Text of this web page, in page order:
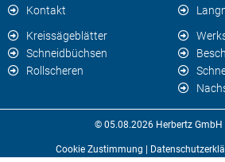
Kontakt
Kreissägeblätter
Schneidbüchsen
Rollscheren
© 05.08.2026 Herbertz GmbH
Cookie Zustimmung |